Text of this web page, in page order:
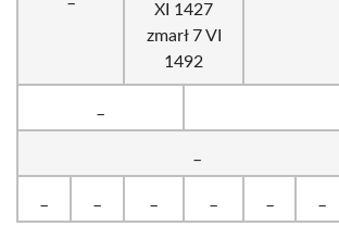
XI 1427
zmarł 7 VI
1492